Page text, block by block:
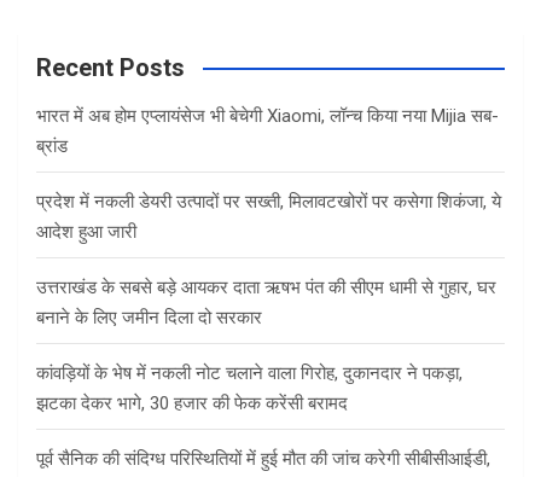
c
Recent Posts
भारत में अब होम एप्लायंसेज भी बेचेगी Xiaomi, लॉन्च किया नया Mijia सब-
ब्रांड
प्रदेश में नकली डेयरी उत्पादों पर सख्ती, मिलावटखोरों पर कसेगा शिकंजा, ये
आदेश हुआ जारी
उत्तराखंड के सबसे बड़े आयकर दाता ऋषभ पंत की सीएम धामी से गुहार, घर
बनाने के लिए जमीन दिला दो सरकार
कांवड़ियों के भेष में नकली नोट चलाने वाला गिरोह, दुकानदार ने पकड़ा,
झटका देकर भागे, 30 हजार की फेक करेंसी बरामद
पूर्व सैनिक की संदिग्ध परिस्थितियों में हुई मौत की जांच करेगी सीबीसीआईडी,